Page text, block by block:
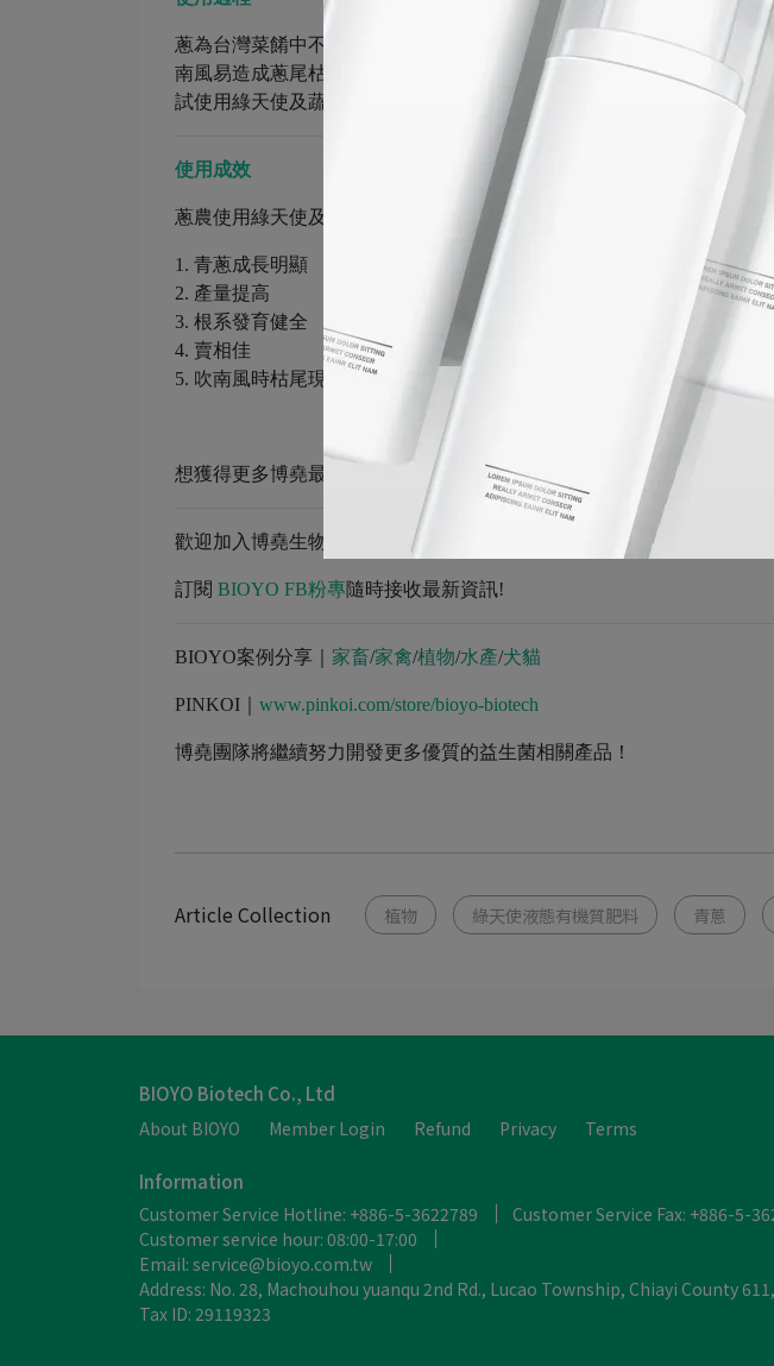
蔥為台灣菜餚中不可或缺的食材之一，四季皆可種植，農曆年間的蔥又
南風易造成蔥尾枯萎的現象，而公司附近的蔥農因聽聞朋友使用博堯產
試使用綠天使及蔬沛健互相搭配進行青蔥的種植。
使用成效
蔥農使用綠天使及蔬沛健後
1. 青蔥成長明顯
2. 產量提高
3. 根系發育健全
4. 賣相佳
5. 吹南風時枯尾現象不再發生
想獲得更多博堯最新消息嗎?立即加入官方LINE>>> 歡迎加入
歡迎加入博堯生物科技官方 LINE
訂閱 BIOYO FB粉專隨時接收最新資訊!
BIOYO案例分享｜ 家畜/家禽/植物/水產/犬貓
PINKOI｜ www.pinkoi.com/store/bioyo-biotech
博堯團隊將繼續努力開發更多優質的益生菌相關產品！
Article Collection 植物 綠天使液態有機質肥料 青蔥
BIOYO Biotech Co., Ltd
About BIOYO Member Login Refund Privacy Terms
Information
Customer Service Hotline: +886-5-3622789
Customer Service Fax: +886-5-
Customer service hour: 08:00-17:00
Email: service@bioyo.com.tw
Address: No. 28, Machouhou yuanqu 2nd Rd., Lucao Township, Chiayi County
Tax ID: 29119323